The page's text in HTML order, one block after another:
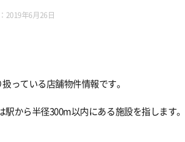
2019年6月26日
っている店舗物件情報です。
から半径300m以内にある施設を指します。